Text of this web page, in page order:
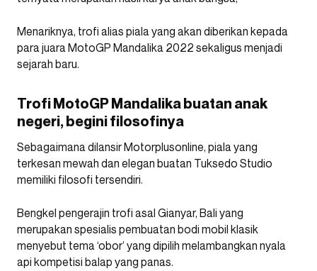
Menariknya, trofi alias piala yang akan diberikan kepada
para juara MotoGP Mandalika 2022 sekaligus menjadi
sejarah baru.
Trofi MotoGP Mandalika buatan anak
negeri, begini filosofinya
Sebagaimana dilansir Motorplusonline, piala yang
terkesan mewah dan elegan buatan Tuksedo Studio
memiliki filosofi tersendiri.
Bengkel pengerajin trofi asal Gianyar, Bali yang
merupakan spesialis pembuatan bodi mobil klasik
menyebut tema ‘obor’ yang dipilih melambangkan nyala
api kompetisi balap yang panas.